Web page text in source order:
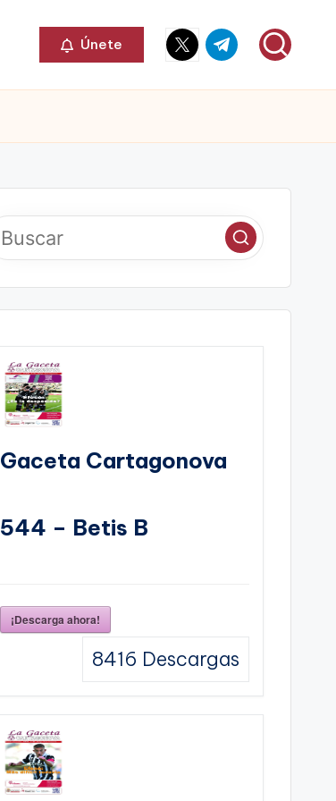
Únete
Elemento
del
Elemento
del
Gaceta Cartagonova
544 – Betis B
¡Descarga ahora!
8416 Descargas